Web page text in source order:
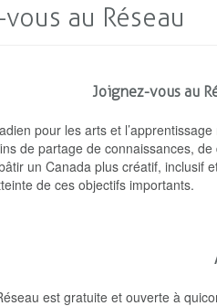
au Réseau
Joignez-vous au
pour les arts et
de partage de connaissances,
un Canada plus créatif, inclusif
de ces objectifs importants.
est gratuite et ouverte à